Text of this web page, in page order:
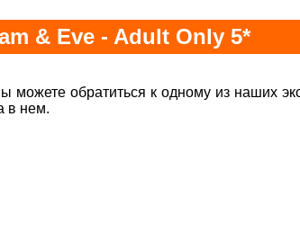
,
,
& Eve - Adult Only 5*
обратиться к одному из наших
в нем.